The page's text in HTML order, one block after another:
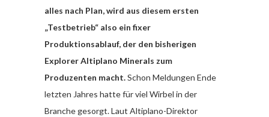
alles nach Plan, wird aus diesem ersten
„Testbetrieb“ also ein fixer
Produktionsablauf, der den bisherigen
Explorer Altiplano Minerals zum
Produzenten macht.Schon Meldungen Ende
letzten Jahres hatte für viel Wirbel in der
Branche gesorgt. Laut Altiplano-Direktor